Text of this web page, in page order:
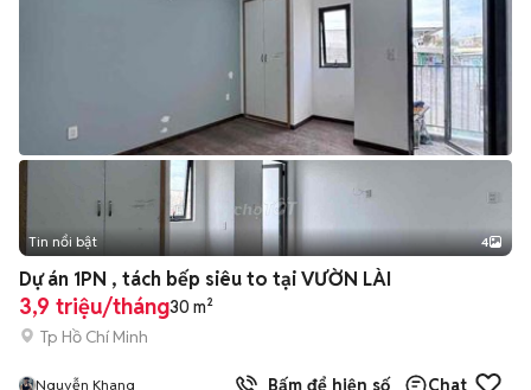
Tin nổi bật 4
Dự án 1PN , tách bếp siêu to tại VƯỜN LÀI
3,9 triệu/tháng30 m²
Tp Hồ Chí Minh
Nguyễn Khang Bấm để hiện số Chat